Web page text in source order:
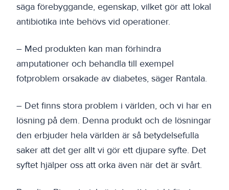
säga förebyggande, egenskap, vilket gör att lokal
antibiotika inte behövs vid operationer.
– Med produkten kan man förhindra
amputationer och behandla till exempel
fotproblem orsakade av diabetes, säger Rantala.
– Det finns stora problem i världen, och vi har en
lösning på dem. Denna produkt och de lösningar
den erbjuder hela världen är så betydelsefulla
saker att det ger allt vi gör ett djupare syfte. Det
syftet hjälper oss att orka även när det är svårt.